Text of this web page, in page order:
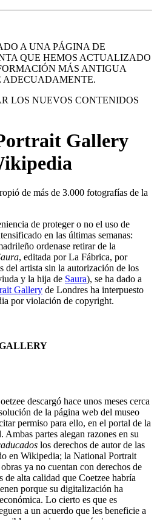
A UNA PÁGINA DE
QUE HEMOS ACTUALIZADO
MÁS ANTIGUA
ADECUADAMENTE.
LOS NUEVOS CONTENIDOS
Gallery
de más de 3.000 fotografías de la
de proteger o no el uso de
en las últimas semanas:
ordenase retirar de la
, editada por La Fábrica, por
del artista sin la autorización de los
y la hija de Saura), se ha dado a
Gallery de Londres ha interpuesto
por violación de copyright.
descargó hace unos meses cerca
de la página web del museo
permiso para ello, en el portal de la
partes alegan razones en su
los derechos de autor de las
en Wikipedia; la National Portrait
ya no cuentan con derechos de
de alta calidad que Coetzee habría
porque su digitalización ha
Lo cierto es que es
a un acuerdo que les beneficie a